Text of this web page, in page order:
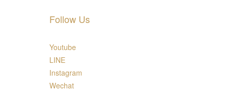
Follow Us
Youtube
LINE
Instagram
Wechat